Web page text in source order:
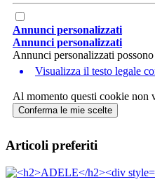
Annunci personalizzati
Annunci personalizzati
Annunci personalizzati
Visualizza il testo legale
Al momento questi cookie non
Conferma le mie scelte
Articoli preferiti